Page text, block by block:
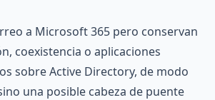
a Microsoft 365 pero conservan
coexistencia o aplicaciones
sobre Active Directory, de modo
una posible cabeza de puente